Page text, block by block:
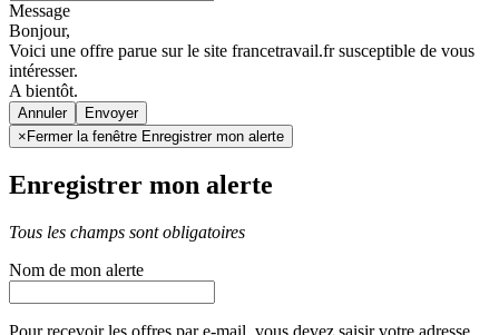
Message
Bonjour,
Voici une offre parue sur le site francetravail.fr susceptible de vous
intéresser.
A bientôt.
Annuler
× Fermer la fenêtre Enregistrer mon alerte
Enregistrer mon alerte
Tous les champs sont obligatoires
Nom de mon alerte